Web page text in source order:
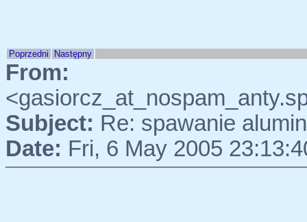
Poprzedni Następny
From:
Subject: Re: spawanie
Date: Fri, 6 May 2005